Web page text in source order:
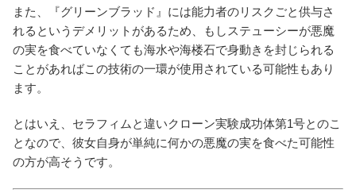
また、『グリーンブラッド』には能力者のリスクごと供与さ
れるというデメリットがあるため、もしステューシーが悪魔
の実を食べていなくても海水や海楼石で身動きを封じられる
ことがあればこの技術の一環が使用されている可能性もあり
ます。
とはいえ、セラフィムと違いクローン実験成功体第1号とのこ
となので、彼女自身が単純に何かの悪魔の実を食べた可能性
の方が高そうです。